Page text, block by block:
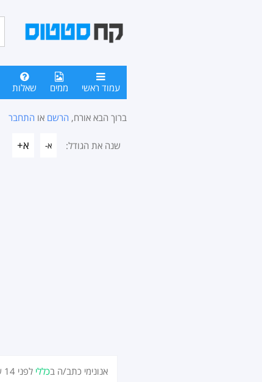
עמוד ראשי ממים שאלות
ברוך הבא אורח, הרשם או התחבר
שנה את הגודל: א- א+
אנונימי כתב/ה בכללי לפני 14 שנים